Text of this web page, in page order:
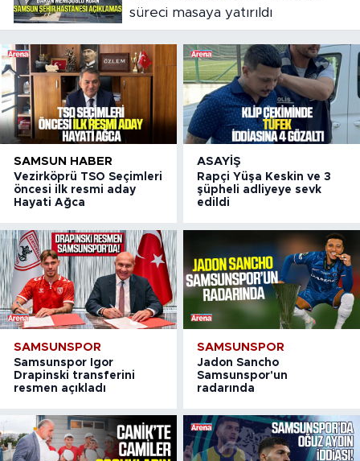
süreci masaya yatırıldı
SAMSUN HABER
Vezirköprü TSO Seçimleri
öncesi ilk resmi aday
Hayati Ağca
ASAYIŞ
Rapçi Yüşa Keskin ve 3
şüpheli adliyeye sevk
edildi
SAMSUNSPOR
Samsunspor Igor
Drapinski transferini
resmen açıkladı
SAMSUNSPOR
Jadon Sancho
Samsunspor'un
radarında